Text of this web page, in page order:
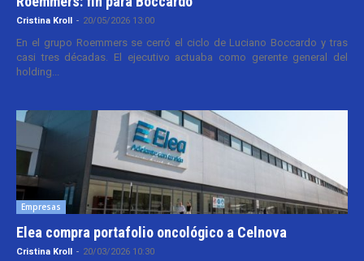
Cristina Kroll - 20/05/2026 13:00
En el grupo Roemmers se cerró el ciclo de Luciano Boccardo y tras
casi tres décadas. El ejecutivo actuaba como gerente general del
holding...
Empresas
Elea compra portafolio oncológico a Celnova
Cristina Kroll - 20/03/2026 10:30